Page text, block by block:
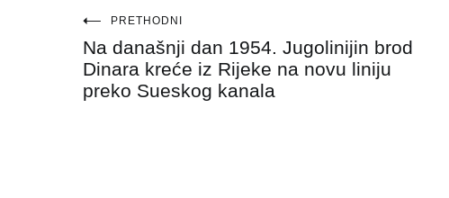
Navigacija
objava
PRETHODNI
Na današnji dan 1954. Jugolinijin brod
Dinara kreće iz Rijeke na novu liniju
preko Sueskog kanala